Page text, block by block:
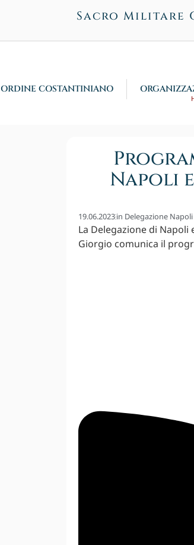
Sacro Militare
ORDINE COSTANTINIANO
Napoli
19.06.2023in Delegazione
La Delegazione di
Giorgio comunica il